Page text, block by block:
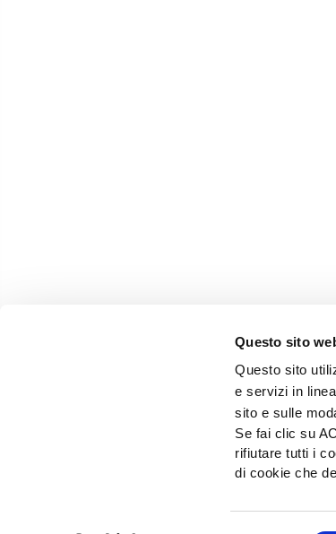
Questo sito
Questo sito
e servizi in
sito e sulle
Se fai clic su
rifiutare tutti i
di cookie che
EDIZIONI L'INFORMATORE AGRARIO Srl